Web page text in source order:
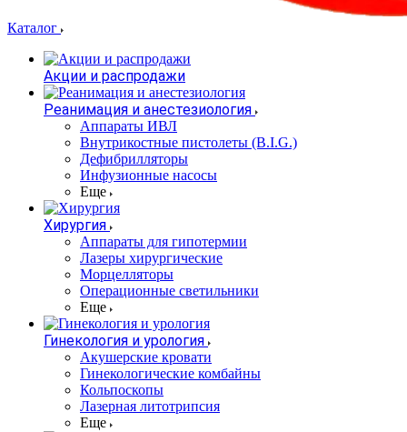
Каталог
Акции и распродажи
Реанимация и анестезиология
Аппараты ИВЛ
Внутрикостные пистолеты (B.I.G.)
Дефибрилляторы
Инфузионные насосы
Еще
Хирургия
Аппараты для гипотермии
Лазеры хирургические
Морцелляторы
Операционные светильники
Еще
Гинекология и урология
Акушерские кровати
Гинекологические комбайны
Кольпоскопы
Лазерная литотрипсия
Еще